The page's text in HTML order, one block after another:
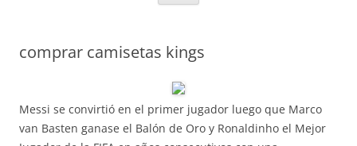
comprar camisetas kings
Messi se convirtió en el primer jugador luego que Marco
van Basten ganase el Balón de Oro y Ronaldinho el Mejor